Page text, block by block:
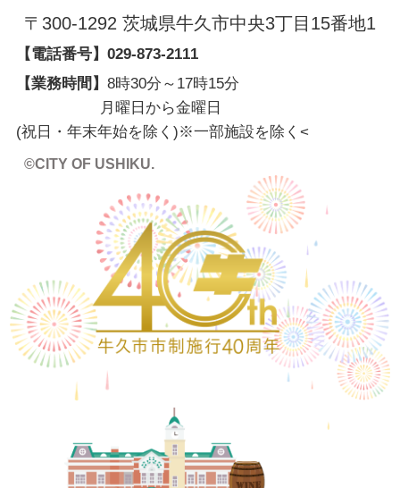
〒300-1292 茨城県牛久市中央3丁目15番地1
【電話番号】 029-873-2111
【業務時間】 8時30分～17時15分
月曜日から金曜日
(祝日・年末年始を除く)※一部施設を除く <
©CITY OF USHIKU.